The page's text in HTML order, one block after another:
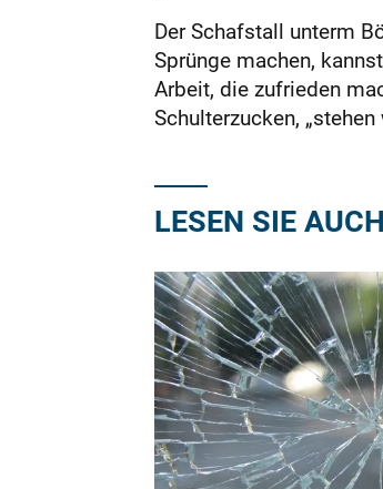
Der Schafstall unterm
Sprünge machen,
Arbeit, die zufrieden
Schulterzucken,
LESEN SIE AUCH